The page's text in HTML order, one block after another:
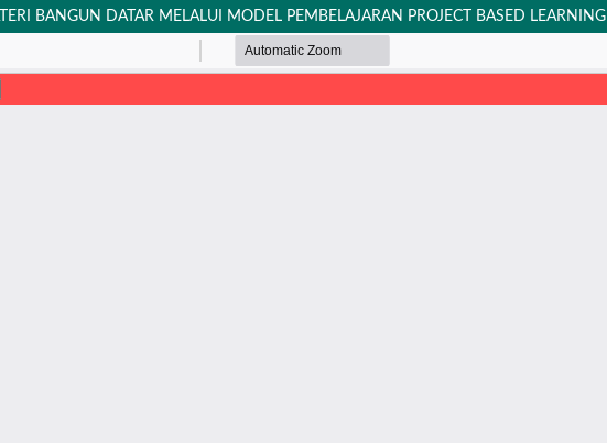
BANGUN DATAR MELALUI MODEL PEMBELAJARAN PROJECT BASED LEARNING